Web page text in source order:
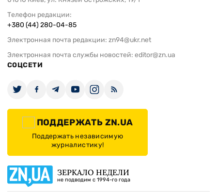
Телефон редакции:
+380 (44) 280-04-85
Электронная почта редакции: zn94@ukr.net
Электронная почта службы новостей: editor@zn.ua
СОЦСЕТИ
ПОДДЕРЖАТЬ ZN.UA
Поддержать независимую
журналистику!
ЗЕРКАЛО НЕДЕЛИ
не подводим с 1994-го года